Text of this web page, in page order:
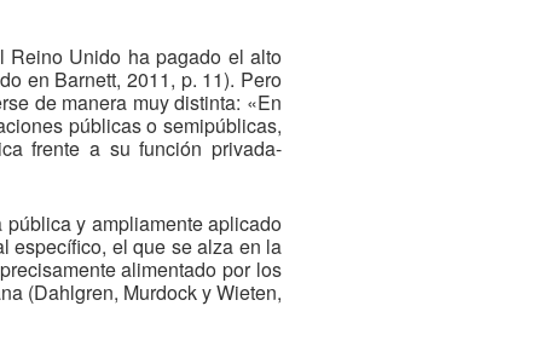
Reino Unido ha pagado el alto
en Barnett, 2011, p. 11). Pero
de manera muy distinta: «En
públicas o semipúblicas,
frente a su función privada-
y ampliamente aplicado
específico, el que se alza en la
alimentado por los
(Dahlgren, Murdock y Wieten,